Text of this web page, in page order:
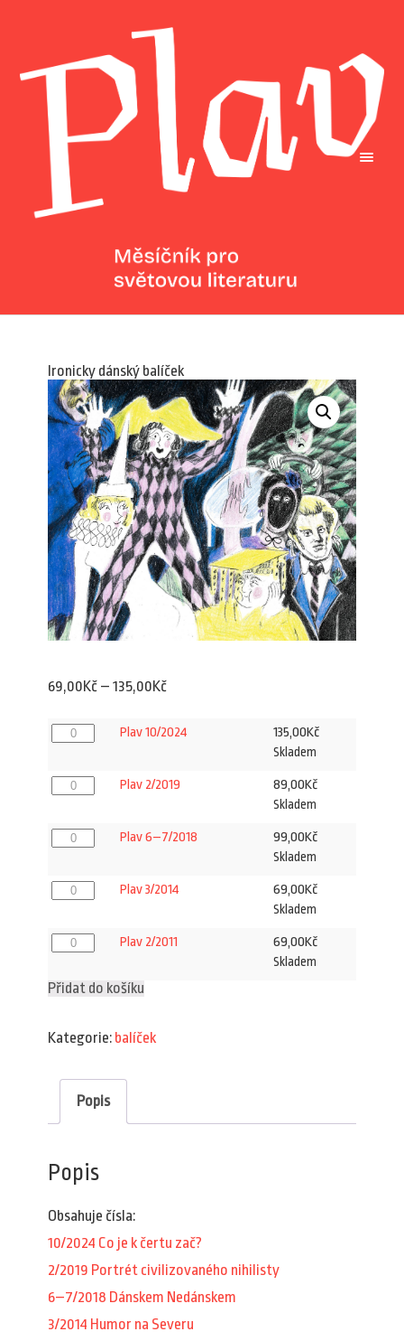
Ironicky dánský balíček
69,00Kč – 135,00KčRozpětí
69,00Kč
135,00Kč
Plav
10/2024
Plav 10/2024 135,00Kč
Skladem
Plav
2/2019
Plav 2/2019 89,00Kč
Skladem
Plav
6–
množství
Plav 6–7/2018 99,00Kč
Skladem
Plav
3/2014
Plav 3/2014 69,00Kč
Skladem
Plav
2/2011
Plav 2/2011 69,00Kč
Skladem
Přidat do košíku
Kategorie: balíček
Popis
Popis
Obsahuje čísla:
10/2024 Co je k čertu zač?
2/2019 Portrét civilizovaného nihilisty
6–7/2018 Dánskem Nedánskem
3/2014 Humor na Severu